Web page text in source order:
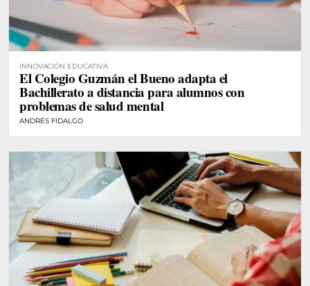
INNOVACIÓN EDUCATIVA
El Colegio Guzmán el Bueno adapta el
Bachillerato a distancia para alumnos con
problemas de salud mental
ANDRÉS FIDALGO